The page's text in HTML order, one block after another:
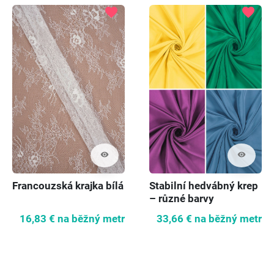
visibility
favorite
Francouzská krajka bílá
16,83 € na běžný metr
visibility
favorite
Stabilní hedvábný krep
– různé barvy
33,66 € na běžný metr